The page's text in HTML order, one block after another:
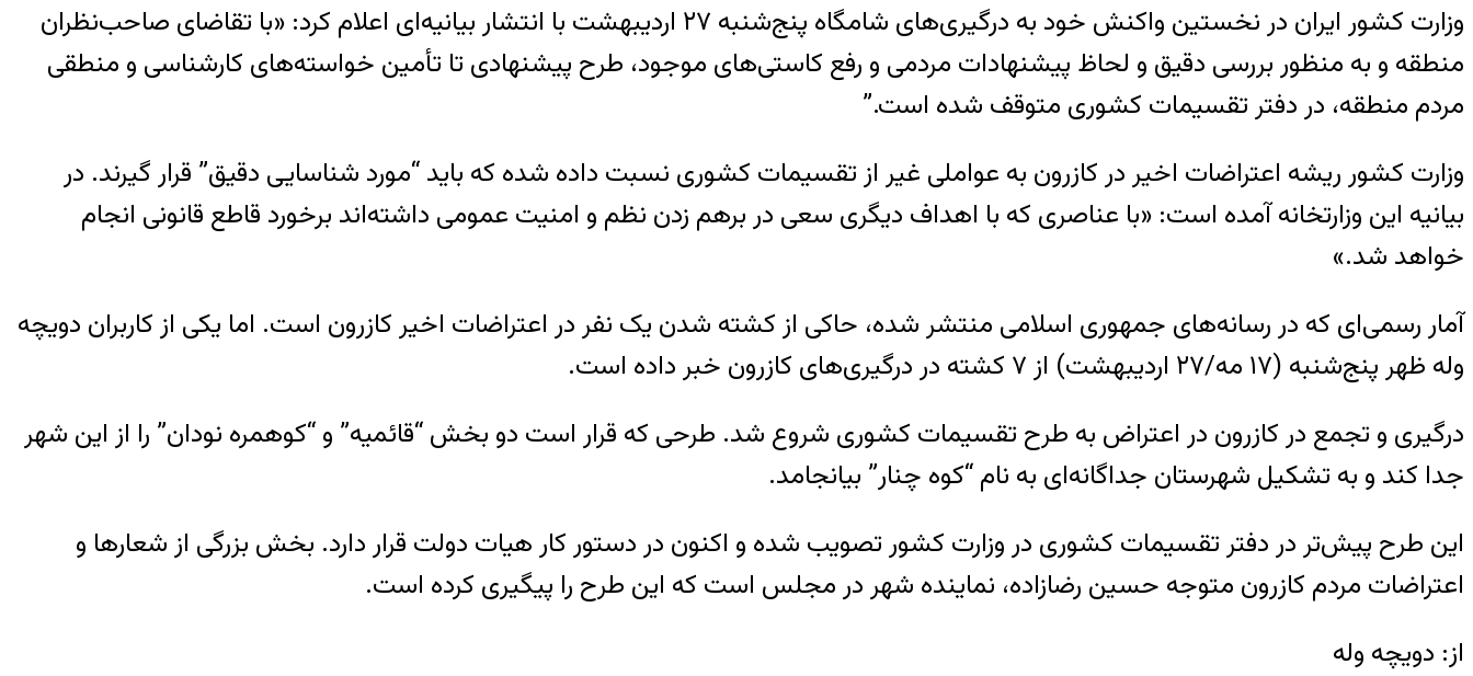
وزارت کشور ایران در نخستین واکنش خود به درگیری‌های شامگاه پنج‌شنبه ۲۷ اردیبهشت با انتشار بیانیه‌ای اعلام کرد: «با تقاضای صاحب‌نظران
منطقه و به‌ منظور بررسی دقیق و لحاظ پیشنهادات مردمی و رفع کاستی‌های موجود، طرح پیشنهادی تا تأمین خواسته‌هاى کارشناسى و منطقى
مردم منطقه، در دفتر تقسیمات کشورى متوقف شده است.”
وزارت کشور ریشه اعتراضات اخیر در کازرون به عواملی غیر از تقسیمات کشوری نسبت داده شده که باید “مورد شناسایی دقیق” قرار گیرند. در
بیانیه این وزارتخانه آمده است: «با عناصرى که با اهداف دیگرى سعى در برهم زدن نظم و امنیت عمومى داشته‌اند برخورد قاطع قانونى انجام
خواهد شد.»
آمار رسمی‌ای که در رسانه‌های جمهوری اسلامی منتشر شده، حاکی از کشته شدن یک نفر در اعتراضات اخیر کازرون است. اما یکی از کاربران دویچه
‌وله ظهر پنج‌شنبه (۱۷ مه/۲۷ اردیبهشت) از ۷ کشته در درگیری‌های کازرون خبر داده است.
درگیری و تجمع در کازرون در اعتراض به طرح تقسیمات کشوری شروع شد. طرحی که قرار است دو بخش “قائمیه” و “کوهمره نودان” را از این شهر
جدا کند و به تشکیل شهرستان جداگانه‌ای به نام “کوه چنار” بیانجامد.
این طرح پیش‌تر در دفتر تقسیمات کشوری در وزارت کشور تصویب شده و اکنون در دستور کار هیات دولت قرار دارد. بخش بزرگی از شعارها و
اعتراضات مردم کازرون متوجه حسین رضازاده، نماینده شهر در مجلس است که این طرح را پیگیری کرده است.
از: دویچه وله